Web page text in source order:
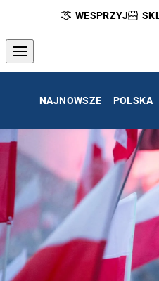
WESPRZYJ
NAJNOWSZE POLSKA